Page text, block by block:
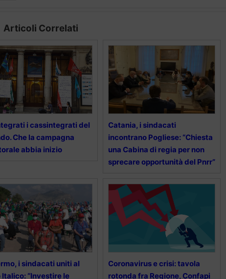
Articoli Correlati
i cassintegrati del
Che la campagna
abbia inizio
Catania, i sindacati
incontrano Pogliese: “Chiesta
una Cabina di regia per non
sprecare opportunità del Pnrr”
i sindacati uniti al
Italico: “Investire le
Coronavirus e crisi: tavola
rotonda fra Regione, Confapi